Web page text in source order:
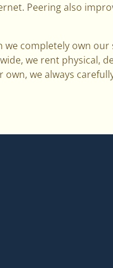
Peering also
completely own
we rent physical,
we always